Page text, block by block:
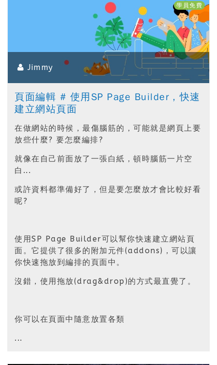
Jimmy
學員免費
頁面編輯 # 使用SP Page Builder，快速
建立網站頁面
在做網站的時候，最傷腦筋的，可能就是網頁上要
放些什麼? 要怎麼編排?
就像在自己前面放了一張白紙，頓時腦筋一片空
白...
或許資料都準備好了，但是要怎麼放才會比較好看
呢?
使用SP Page Builder可以幫你快速建立網站頁
面。它提供了很多的附加元件(addons)，可以讓
你快速拖放到編排的頁面中。
沒錯，使用拖放(drag&drop)的方式最直覺了。
你可以在頁面中隨意放置各類
...